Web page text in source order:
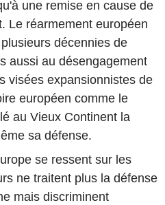
une remise en cause de
Le réarmement européen
décennies de
aussi au désengagement
visées expansionnistes de
européen comme le
au Vieux Continent la
sa défense.
se ressent sur les
ne traitent plus la défense
mais discriminent